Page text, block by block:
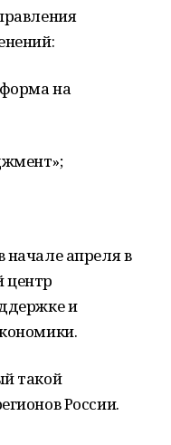
на
начале апреля в
центр
и
такой
России.